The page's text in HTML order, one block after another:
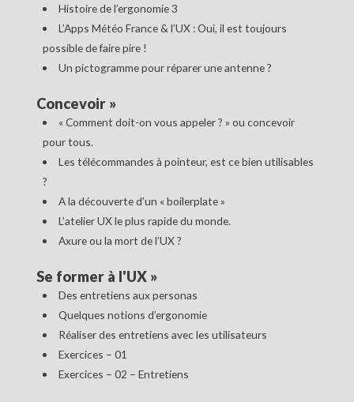
Histoire de l’ergonomie 3
L’Apps Météo France & l’UX : Oui, il est toujours
possible de faire pire !
Un pictogramme pour réparer une antenne ?
Concevoir»
« Comment doit-on vous appeler ? » ou concevoir
pour tous.
Les télécommandes à pointeur, est ce bien utilisables
?
A la découverte d’un « boilerplate »
L’atelier UX le plus rapide du monde.
Axure ou la mort de l’UX ?
Se former à l'UX»
Des entretiens aux personas
Quelques notions d’ergonomie
Réaliser des entretiens avec les utilisateurs
Exercices – 01
Exercices – 02 – Entretiens